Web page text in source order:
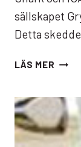
sällskapet
Detta
LÄS MER